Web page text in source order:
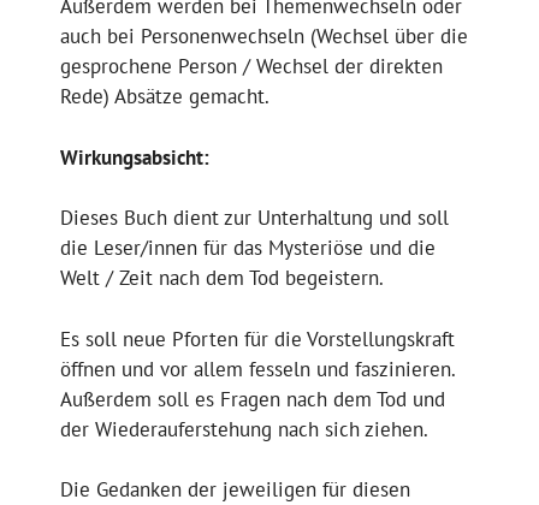
Außerdem werden bei Themenwechseln oder
auch bei Personenwechseln (Wechsel über die
gesprochene Person / Wechsel der direkten
Rede) Absätze gemacht.
Wirkungsabsicht:
Dieses Buch dient zur Unterhaltung und soll
die Leser/innen für das Mysteriöse und die
Welt / Zeit nach dem Tod begeistern.
Es soll neue Pforten für die Vorstellungskraft
öffnen und vor allem fesseln und faszinieren.
Außerdem soll es Fragen nach dem Tod und
der Wiederauferstehung nach sich ziehen.
Die Gedanken der jeweiligen für diesen